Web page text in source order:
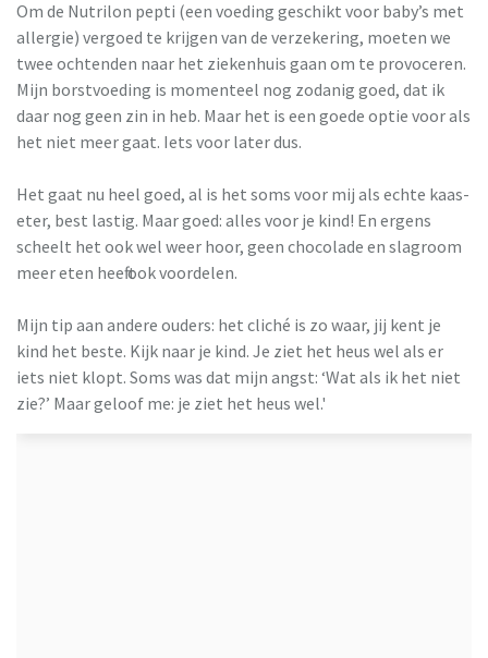
Om de Nutrilon pepti (een voeding geschikt voor baby’s met
allergie) vergoed te krijgen van de verzekering, moeten we
twee ochtenden naar het ziekenhuis gaan om te provoceren.
Mijn borstvoeding is momenteel nog zodanig goed, dat ik
daar nog geen zin in heb. Maar het is een goede optie voor als
het niet meer gaat. Iets voor later dus.
Het gaat nu heel goed, al is het soms voor mij als echte kaas-
eter, best lastig. Maar goed: alles voor je kind! En ergens
scheelt het ook wel weer hoor, geen chocolade en slagroom
meer eten heeft ook voordelen.
Mijn tip aan andere ouders: het cliché is zo waar, jij kent je
kind het beste. Kijk naar je kind. Je ziet het heus wel als er
iets niet klopt. Soms was dat mijn angst: ‘Wat als ik het niet
zie?’ Maar geloof me: je ziet het heus wel.'